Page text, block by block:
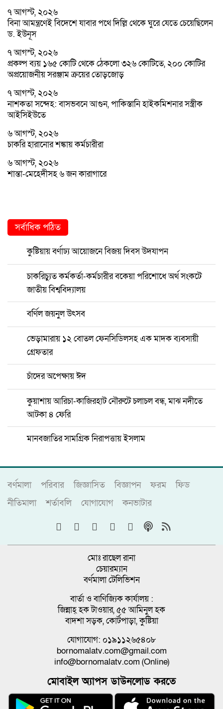
৭ আগস্ট, ২০২৬
বিনা আমন্ত্রণেই বিদেশে যাবার পথে দিল্লি থেকে ঘুরে যেতে চেয়েছিলেন
ড. ইউনূস
৭ আগস্ট, ২০২৬
প্রকল্প ব্যয় ১৬৫ কোটি থেকে ঠেকলো ৩২৬ কোটিতে, ২০০ কোটির
অপ্রয়োজনীয় সরঞ্জাম ক্রয়ের তোড়জোড়
৭ আগস্ট, ২০২৬
নাশকতা সন্দেহ: বাসভবনে আগুন, পাকিস্তানি হাইকমিশনার সস্ত্রীক
আইসিইউতে
৬ আগস্ট, ২০২৬
চাকরি হারানোর শঙ্কায় কর্মচারীরা
৬ আগস্ট, ২০২৬
শান্তা-মেহেদীসহ ৬ জন কারাগারে
সর্বাধিক পঠিত
কুষ্টিয়ায় বর্ণাঢ্য আয়োজনে বিজয় দিবস উদযাপন
চাকরিচ্যুত কর্মকর্তা-কর্মচারীর বকেয়া পরিশোধে অর্থ সংকটে
জাতীয় বিশ্ববিদ্যালয়
বর্ণিল জয়নুল উৎসব
ভেড়ামারায় ১২ বোতল ফেনসিডিলসহ এক মাদক ব্যবসায়ী
গ্রেফতার
চাঁদের অপেক্ষায় ঈদ
কুয়াশায় আরিচা-কাজিরহাট নৌরুটে চলাচল বন্ধ, মাঝ নদীতে
আটকা ৪ ফেরি
মানবজাতির সামগ্রিক নিরাপত্তায় ইসলাম
বর্ণমালা পরিবার জিজ্ঞাসিত বিজ্ঞাপন ফরম
ফিড
নীতিমালা
শর্তাবলি যোগাযোগ কনভাটার
মোঃ রাছেল রানা
চেয়ারম্যান
বর্ণমালা টেলিভিশন
বার্তা ও বাণিজ্যিক কার্যালয় :
জিন্নাহ্ হক টাওয়ার, ৫৫ আমিনুল হক
বাদশা সড়ক, কোর্টপাড়া, কুষ্টিয়া
যোগাযোগ: ০১৯১১২৬৫৪০৮
bornomalatv.com@gmail.com
info@bornomalatv.com (Online)
মোবাইল অ্যাপস ডাউনলোড করতে